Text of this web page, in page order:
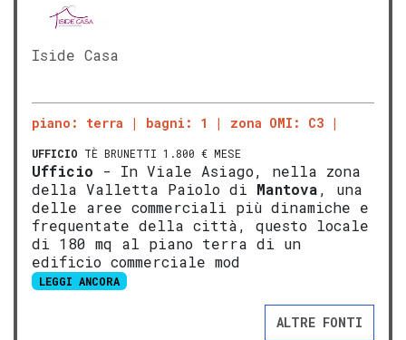
Iside Casa
piano: terra bagni: 1 zona OMI: C3
UFFICIO TÈ BRUNETTI 1.800 € MESE
Ufficio - In Viale Asiago, nella zona
della Valletta Paiolo di Mantova, una
delle aree commerciali più dinamiche e
frequentate della città, questo locale
di 180 mq al piano terra di un
edificio commerciale mod
LEGGI ANCORA
ALTRE FONTI